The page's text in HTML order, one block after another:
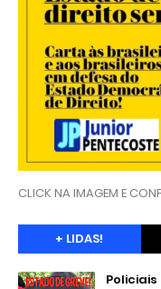
CLICK NA IMAGEM E
+ LIDAS!